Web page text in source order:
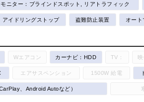
モニター：ブラインドスポット, リアトラフィック
アイドリングストップ 盗難防止装置 オート
Wエアコン カーナビ：HDD TV：
エアサスペンション 1500W 給電
、Android Autoなど）